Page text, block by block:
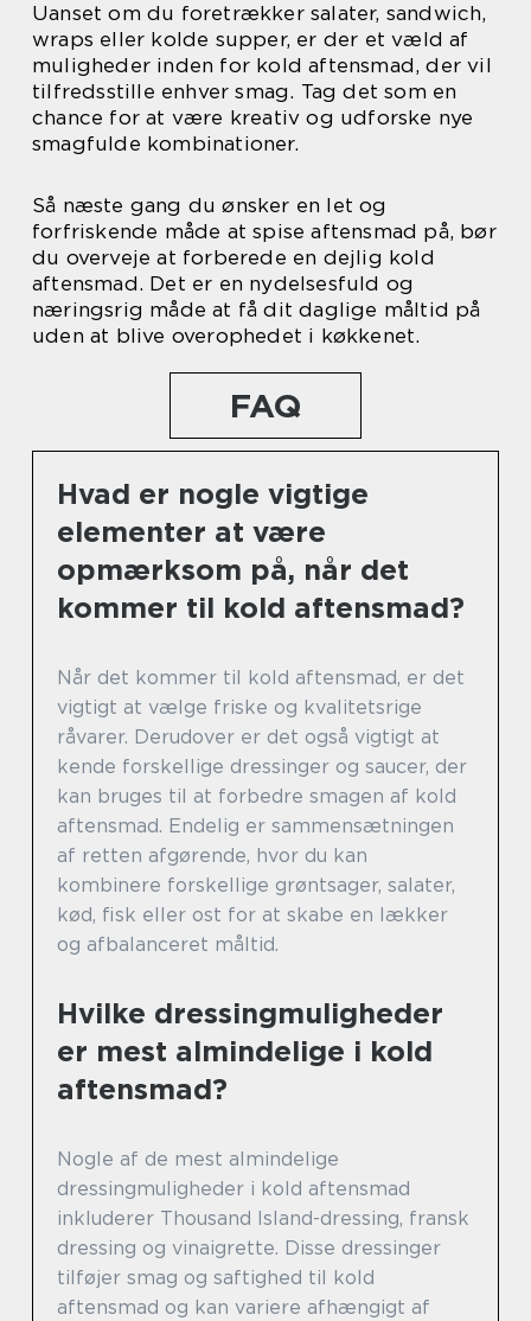
Uanset om du foretrækker salater, sandwich,
wraps eller kolde supper, er der et væld af
muligheder inden for kold aftensmad, der vil
tilfredsstille enhver smag. Tag det som en
chance for at være kreativ og udforske nye
smagfulde kombinationer.
Så næste gang du ønsker en let og
forfriskende måde at spise aftensmad på, bør
du overveje at forberede en dejlig kold
aftensmad. Det er en nydelsesfuld og
næringsrig måde at få dit daglige måltid på
uden at blive overophedet i køkkenet.
FAQ
Hvad er nogle vigtige
elementer at være
opmærksom på, når det
kommer til kold aftensmad?
Når det kommer til kold aftensmad, er det
vigtigt at vælge friske og kvalitetsrige
råvarer. Derudover er det også vigtigt at
kende forskellige dressinger og saucer, der
kan bruges til at forbedre smagen af kold
aftensmad. Endelig er sammensætningen
af retten afgørende, hvor du kan
kombinere forskellige grøntsager, salater,
kød, fisk eller ost for at skabe en lækker
og afbalanceret måltid.
Hvilke dressingmuligheder
er mest almindelige i kold
aftensmad?
Nogle af de mest almindelige
dressingmuligheder i kold aftensmad
inkluderer Thousand Island-dressing, fransk
dressing og vinaigrette. Disse dressinger
tilføjer smag og saftighed til kold
aftensmad og kan variere afhængigt af